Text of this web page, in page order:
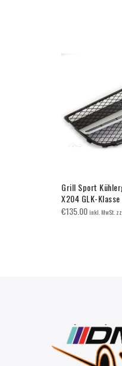
Grill Sport
X204 GLK-Klasse
€135.00inkl. MwSt.